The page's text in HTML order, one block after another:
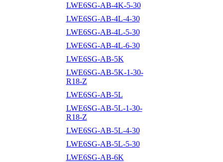
LWE6SG-AB-4K-5-30
LWE6SG-AB-4L-4-30
LWE6SG-AB-4L-5-30
LWE6SG-AB-4L-6-30
LWE6SG-AB-5K
LWE6SG-AB-5K-1-30-
R18-Z
LWE6SG-AB-5L
LWE6SG-AB-5L-1-30-
R18-Z
LWE6SG-AB-5L-4-30
LWE6SG-AB-5L-5-30
LWE6SG-AB-6K